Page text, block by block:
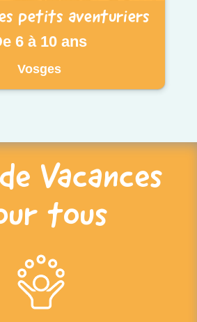
petits aventuriers
6 à 10 ans
Vosges
Vacances
tous